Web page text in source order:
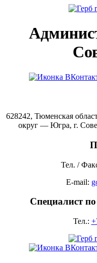
628242, Тюменская
округ — Югра, г.
Тел. /
E-mail:
Специалист
Тел.: